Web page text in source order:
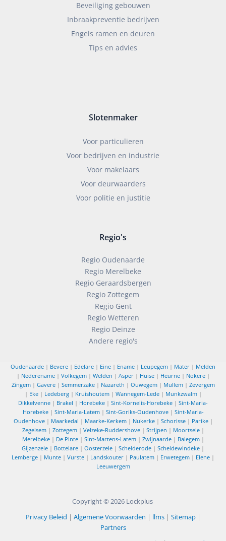
Beveiliging gebouwen
Inbraakpreventie bedrijven
Engels ramen en deuren
Tips en advies
Slotenmaker
Voor particulieren
Voor bedrijven en industrie
Voor makelaars
Voor deurwaarders
Voor politie en justitie
Regio's
Regio Oudenaarde
Regio Merelbeke
Regio Geraardsbergen
Regio Zottegem
Regio Gent
Regio Wetteren
Regio Deinze
Andere regio's
Oudenaarde | Bevere | Edelare | Eine | Ename | Leupegem | Mater | Melden
| Nederename| Volkegem| Welden | Asper| Huise| Heurne| Nokere|
Zingem| Gavere| Semmerzake| Nazareth | Ouwegem| Mullem| Zevergem
| Eke| Ledeberg| Kruishoutem| Wannegem-Lede| Munkzwalm|
Dikkelvenne | Brakel | Horebeke | Sint-Kornelis-Horebeke | Sint-Maria-
Horebeke| Sint-Maria-Latem| Sint-Goriks-Oudenhove| Sint-Maria-
Oudenhove| Maarkedal | Maarke-Kerkem| Nukerke| Schorisse| Parike|
Zegelsem| Zottegem| Velzeke-Ruddershove| Strijpen | Moortsele|
Merelbeke| De Pinte| Sint-Martens-Latem| Zwijnaarde| Balegem|
Gijzenzele | Bottelare | Oosterzele | Schelderode | Scheldewindeke |
Lemberge | Munte | Vurste | Landskouter | Paulatem | Erwetegem | Elene |
Leeuwergem
Copyright © 2026 Lockplus
Privacy Beleid | Algemene Voorwaarden | llms| Sitemap|
Partners